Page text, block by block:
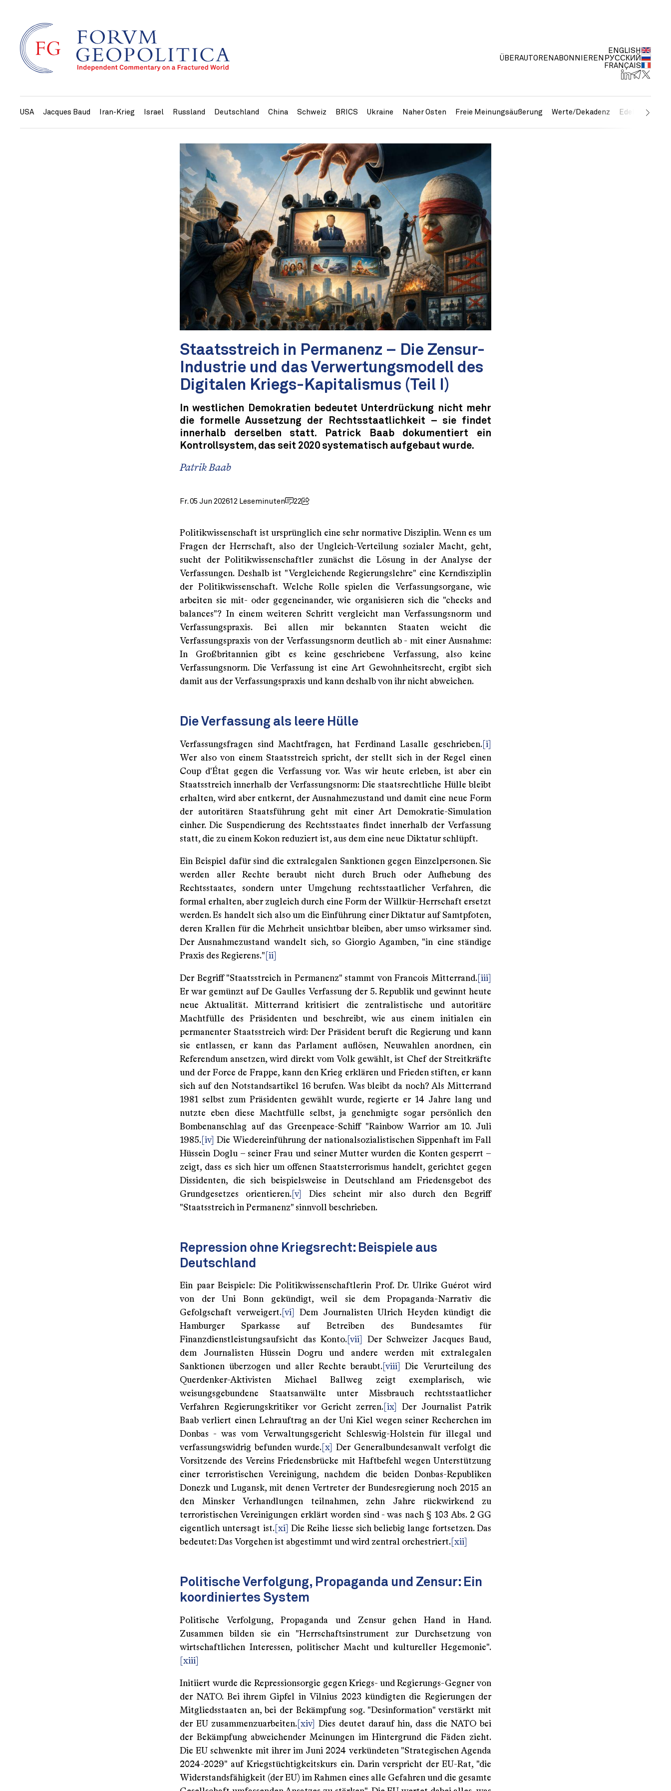
ÜBERAUTOREN ABONNIEREN
ENGLISH
РУССКИЙ
FRANÇAIS
USA Jacques Baud Iran-Krieg Israel Russland Deutschland China Schweiz BRICS Ukraine Naher Osten Freie Meinungsäußerung Werte/Dekadenz Edelmetalle
Staatsstreich in Permanenz – Die Zensur-
Industrie und das Verwertungsmodell des
Digitalen Kriegs-Kapitalismus (Teil I)
In westlichen Demokratien bedeutet Unterdrückung nicht mehr
die formelle Aussetzung der Rechtsstaatlichkeit – sie findet
innerhalb derselben statt. Patrick Baab dokumentiert ein
Kontrollsystem, das seit 2020 systematisch aufgebaut wurde.
Patrik Baab
Fr. 05 Jun 202612 Leseminuten 22
Politikwissenschaft ist ursprünglich eine sehr normative Disziplin. Wenn es um
Fragen der Herrschaft, also der Ungleich-Verteilung sozialer Macht, geht,
sucht der Politikwissenschaftler zunächst die Lösung in der Analyse der
Verfassungen. Deshalb ist "Vergleichende Regierungslehre" eine Kerndisziplin
der Politikwissenschaft. Welche Rolle spielen die Verfassungsorgane, wie
arbeiten sie mit- oder gegeneinander, wie organisieren sich die "checks and
balances"? In einem weiteren Schritt vergleicht man Verfassungsnorm und
Verfassungspraxis. Bei allen mir bekannten Staaten weicht die
Verfassungspraxis von der Verfassungsnorm deutlich ab - mit einer Ausnahme:
In Großbritannien gibt es keine geschriebene Verfassung, also keine
Verfassungsnorm. Die Verfassung ist eine Art Gewohnheitsrecht, ergibt sich
damit aus der Verfassungspraxis und kann deshalb von ihr nicht abweichen.
Die Verfassung als leere Hülle
Verfassungsfragen sind Machtfragen, hat Ferdinand Lasalle geschrieben. [i]
Wer also von einem Staatsstreich spricht, der stellt sich in der Regel einen
Coup d'État gegen die Verfassung vor. Was wir heute erleben, ist aber ein
Staatsstreich innerhalb der Verfassungsnorm: Die staatsrechtliche Hülle bleibt
erhalten, wird aber entkernt, der Ausnahmezustand und damit eine neue Form
der autoritären Staatsführung geht mit einer Art Demokratie-Simulation
einher. Die Suspendierung des Rechtsstaates findet innerhalb der Verfassung
statt, die zu einem Kokon reduziert ist, aus dem eine neue Diktatur schlüpft.
Ein Beispiel dafür sind die extralegalen Sanktionen gegen Einzelpersonen. Sie
werden aller Rechte beraubt nicht durch Bruch oder Aufhebung des
Rechtsstaates, sondern unter Umgehung rechtsstaatlicher Verfahren, die
formal erhalten, aber zugleich durch eine Form der Willkür-Herrschaft ersetzt
werden. Es handelt sich also um die Einführung einer Diktatur auf Samtpfoten,
deren Krallen für die Mehrheit unsichtbar bleiben, aber umso wirksamer sind.
Der Ausnahmezustand wandelt sich, so Giorgio Agamben, "in eine ständige
Praxis des Regierens." [ii]
Der Begriff "Staatsstreich in Permanenz" stammt von Francois Mitterrand. [iii]
Er war gemünzt auf De Gaulles Verfassung der 5. Republik und gewinnt heute
neue Aktualität. Mitterrand kritisiert die zentralistische und autoritäre
Machtfülle des Präsidenten und beschreibt, wie aus einem initialen ein
permanenter Staatsstreich wird: Der Präsident beruft die Regierung und kann
sie entlassen, er kann das Parlament auflösen, Neuwahlen anordnen, ein
Referendum ansetzen, wird direkt vom Volk gewählt, ist Chef der Streitkräfte
und der Force de Frappe, kann den Krieg erklären und Frieden stiften, er kann
sich auf den Notstandsartikel 16 berufen. Was bleibt da noch? Als Mitterrand
1981 selbst zum Präsidenten gewählt wurde, regierte er 14 Jahre lang und
nutzte eben diese Machtfülle selbst, ja genehmigte sogar persönlich den
Bombenanschlag auf das Greenpeace-Schiff "Rainbow Warrior am 10. Juli
1985. [iv] Die Wiedereinführung der nationalsozialistischen Sippenhaft im Fall
Hüssein Doglu – seiner Frau und seiner Mutter wurden die Konten gesperrt –
zeigt, dass es sich hier um offenen Staatsterrorismus handelt, gerichtet gegen
Dissidenten, die sich beispielsweise in Deutschland am Friedensgebot des
Grundgesetzes orientieren. [v]
Dies scheint mir also durch den Begriff
"Staatsstreich in Permanenz" sinnvoll beschrieben.
Repression ohne Kriegsrecht: Beispiele aus
Deutschland
Ein paar Beispiele: Die Politikwissenschaftlerin Prof. Dr. Ulrike Guérot wird
von der Uni Bonn gekündigt, weil sie dem Propaganda-Narrativ die
Gefolgschaft verweigert.[vi]
Dem Journalisten Ulrich Heyden kündigt die
Hamburger Sparkasse auf Betreiben des Bundesamtes für
Finanzdienstleistungsaufsicht das Konto. [vii]
Der Schweizer Jacques Baud,
dem Journalisten Hüssein Dogru und andere werden mit extralegalen
Sanktionen überzogen und aller Rechte beraubt.[viii]
Die Verurteilung des
Querdenker-Aktivisten Michael Ballweg zeigt exemplarisch, wie
weisungsgebundene Staatsanwälte unter Missbrauch rechtsstaatlicher
Verfahren Regierungskritiker vor Gericht zerren. [ix]
Der Journalist Patrik
Baab verliert einen Lehrauftrag an der Uni Kiel wegen seiner Recherchen im
Donbas - was vom Verwaltungsgericht Schleswig-Holstein für illegal und
verfassungswidrig befunden wurde. [x]
Der Generalbundesanwalt verfolgt die
Vorsitzende des Vereins Friedensbrücke mit Haftbefehl wegen Unterstützung
einer terroristischen Vereinigung, nachdem die beiden Donbas-Republiken
Donezk und Lugansk, mit denen Vertreter der Bundesregierung noch 2015 an
den Minsker Verhandlungen teilnahmen, zehn Jahre rückwirkend zu
terroristischen Vereinigungen erklärt worden sind - was nach § 103 Abs. 2 GG
eigentlich untersagt ist.[xi]
Die Reihe liesse sich beliebig lange fortsetzen. Das
bedeutet: Das Vorgehen ist abgestimmt und wird zentral orchestriert. [xii]
Politische Verfolgung, Propaganda und Zensur: Ein
koordiniertes System
Politische Verfolgung, Propaganda und Zensur gehen Hand in Hand.
Zusammen bilden sie ein "Herrschaftsinstrument zur Durchsetzung von
wirtschaftlichen Interessen, politischer Macht und kultureller Hegemonie".
[xiii]
Initiiert wurde die Repressionsorgie gegen Kriegs- und Regierungs-Gegner von
der NATO. Bei ihrem Gipfel in Vilnius 2023 kündigten die Regierungen der
Mitgliedsstaaten an, bei der Bekämpfung sog. "Desinformation" verstärkt mit
der EU zusammenzuarbeiten. [xiv]
Dies deutet darauf hin, dass die NATO bei
der Bekämpfung abweichender Meinungen im Hintergrund die Fäden zieht.
Die EU schwenkte mit ihrer im Juni 2024 verkündeten "Strategischen Agenda
2024-2029" auf Kriegstüchtigkeitskurs ein. Darin verspricht der EU-Rat, "die
Widerstandsfähigkeit (der EU) im Rahmen eines alle Gefahren und die gesamte